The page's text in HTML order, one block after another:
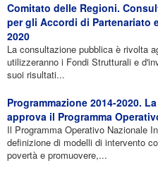
Comitato delle Regioni.
per gli Accordi di Partenariato
2020
La consultazione pubblica è rivolta
utilizzeranno i Fondi Strutturali e
suoi risultati...
Programmazione 2014-2020.
approva il Programma
Il Programma Operativo Nazionale
definizione di modelli di intervento
povertà e promuovere,...